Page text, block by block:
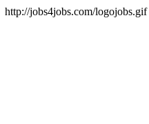
http://jobs4jobs.com/logojobs.gif